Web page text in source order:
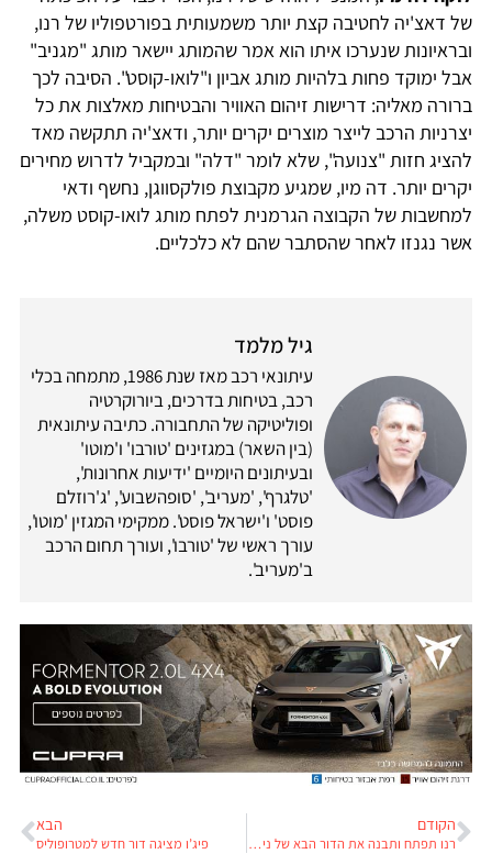
של דאצ'יה לחטיבה קצת יותר משמעותית בפורטפוליו של רנו,
ובראיונות שנערכו איתו הוא אמר שהמותג יישאר מותג "מגניב"
אבל ימוקד פחות בלהיות מותג אביון ו"לואו-קוסט". הסיבה לכך
ברורה מאליה: דרישות זיהום האוויר והבטיחות מאלצות את כל
יצרניות הרכב לייצר מוצרים יקרים יותר, ודאצ'יה תתקשה מאד
להציג חזות "צנועה", שלא לומר "דלה" ובמקביל לדרוש מחירים
יקרים יותר. דה מיו, שמגיע מקבוצת פולקסווגן, נחשף ודאי
למחשבות של הקבוצה הגרמנית לפתח מותג לואו-קוסט משלה,
אשר נגנזו לאחר שהסתבר שהם לא כלכליים.
גיל מלמד
עיתונאי רכב מאז שנת 1986, מתמחה בכלי
רכב, בטיחות בדרכים, ביורוקרטיה
ופוליטיקה של התחבורה. כתיבה עיתונאית
(בין השאר) במגזינים 'טורבו' ו'מוטו'
ובעיתונים היומיים 'ידיעות אחרונות',
'טלגרף', 'מעריב', 'סופהשבוע', 'ג'רוזלם
פוסט' ו'ישראל פוסט'. ממקימי המגזין 'מוטו',
עורך ראשי של 'טורבו', ועורך תחום הרכב
ב'מעריב'.
הקודם
רנו תפתח ותבנה את הדור הבא של ניסאן מיקרה
הבא
פיג’ו מציגה דור חדש למטרופוליס